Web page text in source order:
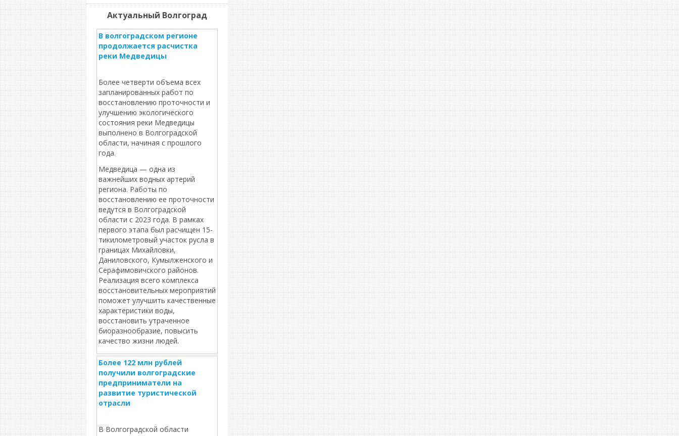
Актуальный Волгоград
В волгоградском регионе
продолжается расчистка
реки Медведицы
Более четверти объема всех
запланированных работ по
восстановлению проточности и
улучшению экологического
состояния реки Медведицы
выполнено в Волгоградской
области, начиная с прошлого
года.
Медведица — одна из
важнейших водных артерий
региона. Работы по
восстановлению ее проточности
ведутся в Волгоградской
области с 2023 года. В рамках
первого этапа был расчищен 15-
тикилометровый участок русла в
границах Михайловки,
Даниловского, Кумылженского и
Серафимовичского районов.
Реализация всего комплекса
восстановительных мероприятий
поможет улучшить качественные
характеристики воды,
восстановить утраченное
биоразнообразие, повысить
качество жизни людей.
Более 122 млн рублей
получили волгоградские
предприниматели на
развитие туристической
отрасли
В Волгоградской области